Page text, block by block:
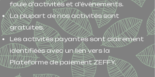
foule d'activités et d'évènements.
La plupart de nos activités sont
gratuites.
Les activités payantes sont clairement
identifiées avec un lien vers la
Plateforme de paiement ZEFFY.